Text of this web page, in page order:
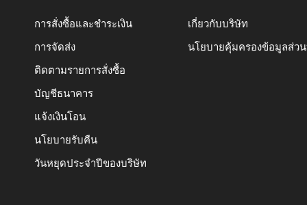
การสั่งซื้อและชำระเงิน
การจัดส่ง
ติดตามรายการสั่งซื้อ
บัญชีธนาคาร
แจ้งเงินโอน
นโยบายรับคืน
วันหยุดประจำปีของบริษัท
เกี่ยวกับบริษัท
นโยบายคุ้มครองข้อมูลส่ว